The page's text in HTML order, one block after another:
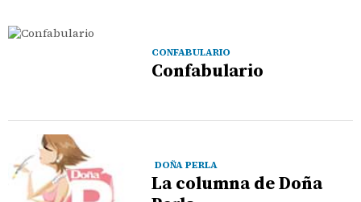
CONFABULARIO
Confabulario
DOÑA PERLA
La columna de Doña